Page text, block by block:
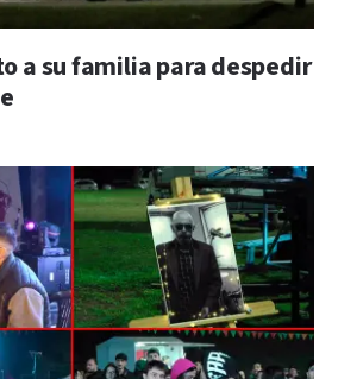
a su familia para despedir